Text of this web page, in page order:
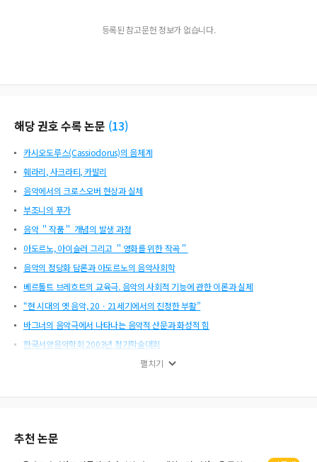
등록된 참고문헌 정보가 없습니다.
해당 권호 수록 논문 (13)
카시오도루스(Cassiodorus)의 음체계
훼라리, 사크라티, 카발리
음악에서의 크로스오버 현상과 실체
부조니의 푸가
음악 ＂작품＂ 개념의 발생 과정
아도르노, 아이슬러 그리고 ＂영화를 위한 작곡＂
음악의 정당화 담론과 아도르노의 음악사회학
베르톨트 브레흐트의 교육극. 음악의 사회적 기능에 관한 이론과 실제
“현 시대의 옛 음악, 20ㆍ21세기에서의 진정한 부활”
바그너의 음악극에서 나타나는 음악적 산문과 화성적 힘
한국서양음악학회 2003년 정기학술대회
연장된 종지 안에 내재되어 있는 선율의 이중적 기능
펼치기
추천 논문